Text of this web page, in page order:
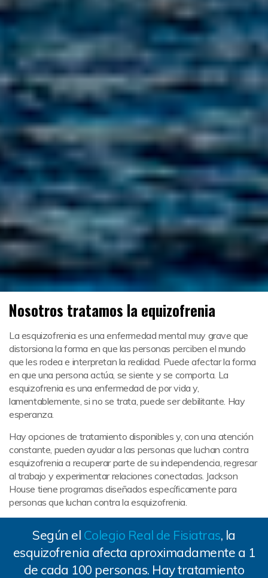
Nosotros tratamos la equizofrenia
La esquizofrenia es una enfermedad mental muy grave que
distorsiona la forma en que las personas perciben el mundo
que les rodea e interpretan la realidad. Puede afectar la forma
en que una persona actúa, se siente y se comporta. La
esquizofrenia es una enfermedad de por vida y,
lamentablemente, si no se trata, puede ser debilitante. Hay
esperanza.
Hay opciones de tratamiento disponibles y, con una atención
constante, pueden ayudar a las personas que luchan contra
esquizofrenia a recuperar parte de su independencia, regresar
al trabajo y experimentar relaciones conectadas. Jackson
House tiene programas diseñados específicamente para
personas que luchan contra la esquizofrenia.
Según el Colegio Real de Fisiatras, la
esquizofrenia afecta aproximadamente a 1
de cada 100 personas. Hay tratamiento